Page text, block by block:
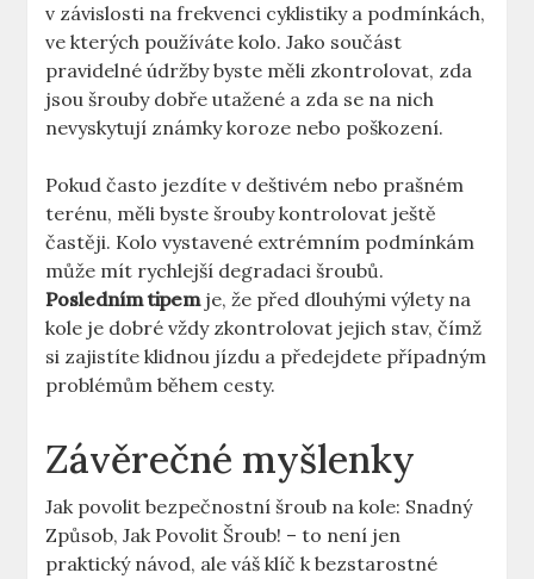
v závislosti na ⁢frekvenci cyklistiky a podmínkách,⁣
ve kterých používáte kolo. Jako ⁤součást
pravidelné údržby byste⁤ měli ‍zkontrolovat, zda
jsou šrouby dobře⁤ utažené a zda ‌se na nich
nevyskytují známky koroze nebo poškození.
Pokud často jezdíte v ‌deštivém nebo prašném
‌terénu, měli⁢ byste šrouby kontrolovat ještě
častěji. Kolo ⁢vystavené ​extrémním podmínkám⁣
může mít ⁤rychlejší degradaci šroubů. ​
Posledním tipemje, že před dlouhými výlety na
kole je dobré vždy zkontrolovat⁤ jejich‍ stav, čímž⁤
si zajistíte klidnou jízdu a předejdete⁣ případným
problémům během cesty.
Závěrečné myšlenky
Jak povolit bezpečnostní šroub na ⁣kole: Snadný
Způsob, Jak Povolit‌ Šroub! –⁢ to není jen
⁢praktický návod, ale váš klíč⁣ k bezstarostné